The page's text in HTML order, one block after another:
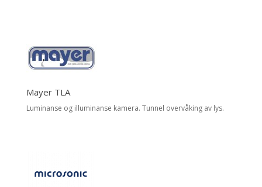
Mayer TLA
Luminanse og illuminanse kamera. Tunnel overvåking av lys.